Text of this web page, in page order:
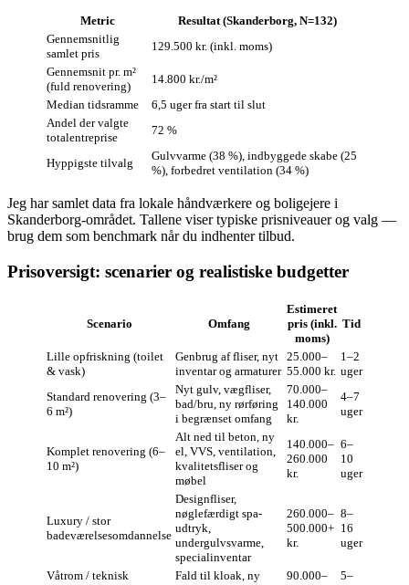
Metric
Resultat (Skanderborg, N=132)
Gennemsnitlig
samlet pris
129.500 kr. (inkl. moms)
Gennemsnit pr. m²
(fuld renovering)
14.800 kr./m²
Median tidsramme
6,5 uger fra start til slut
Andel der valgte
totalentreprise
72 %
Hyppigste tilvalg
Gulvvarme (38 %), indbyggede skabe (25
%), forbedret ventilation (34 %)
Jeg har samlet data fra lokale håndværkere og boligejere i
Skanderborg-området. Tallene viser typiske prisniveauer og valg —
brug dem som benchmark når du indhenter tilbud.
Prisoversigt: scenarier og realistiske budgetter
Scenario Omfang
Estimeret
pris (inkl.
moms)
Tid
Lille opfriskning (toilet
& vask)
Genbrug af fliser, nyt
inventar og armaturer
25.000–
55.000 kr.
1–2
uger
Standard renovering (3–
6 m²)
Nyt gulv, vægfliser,
bad/bru, ny rørføring
i begrænset omfang
70.000–
140.000
kr.
4–7
uger
Komplet renovering (6–
10 m²)
Alt ned til beton, ny
el, VVS, ventilation,
kvalitetsfliser og
møbel
140.000–
260.000
kr.
6–
10
uger
Luxury / stor
badeværelsesomdannelse
Designfliser,
nøglefærdigt spa-
udtryk,
undergulvsvarme,
specialinventar
260.000–
500.000+
kr.
8–
16
uger
Våtrom / teknisk
Fald til kloak, ny
90.000–
5–